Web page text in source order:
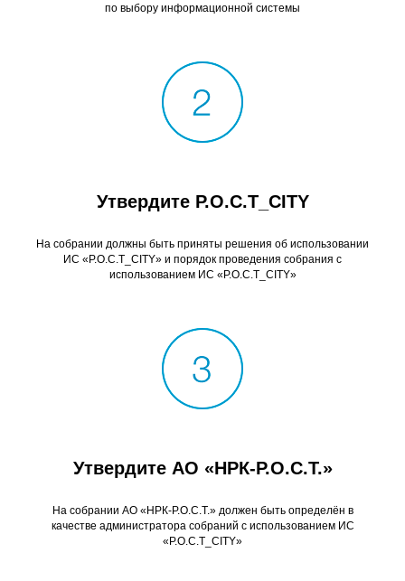
по выбору информационной системы
Утвердите Р.О.С.Т_CITY
На собрании должны быть приняты решения об использовании
ИС «Р.О.С.Т_CITY» и порядок проведения собрания с
использованием ИС «Р.О.С.Т_CITY»
Утвердите АО «НРК-Р.О.С.Т.»
На собрании АО «НРК-Р.О.С.Т.» должен быть определён в
качестве администратора собраний с использованием ИС
«Р.О.С.Т_CITY»